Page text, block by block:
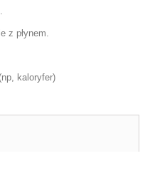
z płynem.
kaloryfer)